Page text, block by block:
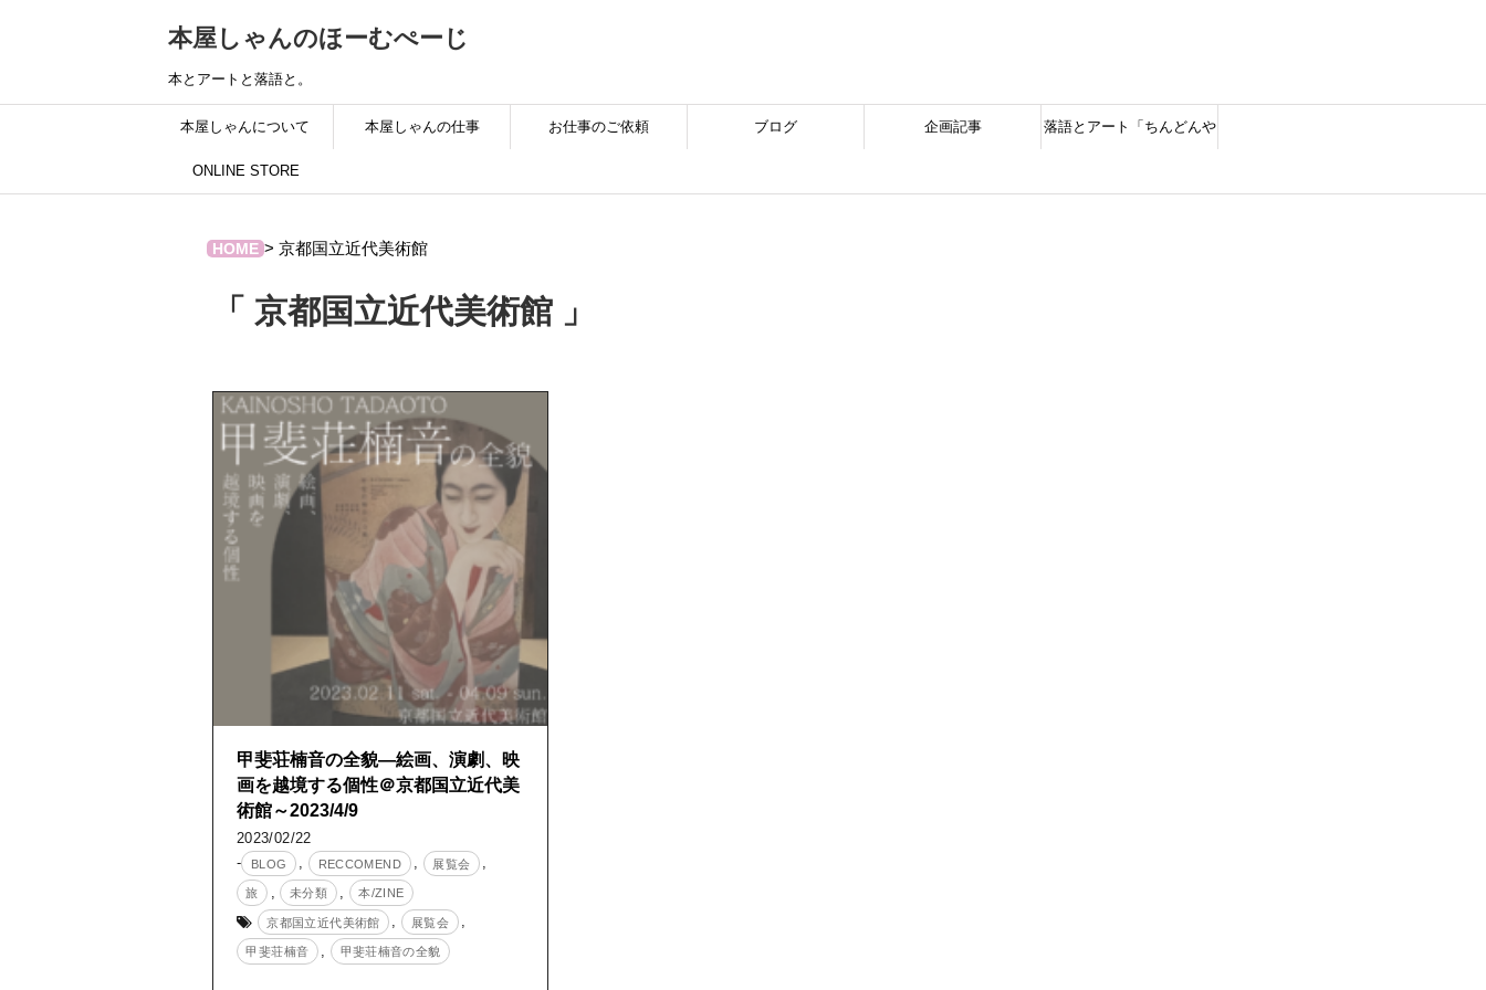
本屋しゃんのほーむぺーじ
本とアートと落語と。
本屋しゃんについて 本屋しゃんの仕事 お仕事のご依頼 ブログ 企画記事 落語とアート「ちんどんや
ONLINE STORE
HOME> 京都国立近代美術館
「 京都国立近代美術館 」
甲斐荘楠音の全貌―絵画、演劇、映
画を越境する個性＠京都国立近代美
術館～2023/4/9
2023/02/22
-
BLOG , RECCOMEND , 展覧会 ,
旅 , 未分類 , 本/ZINE
京都国立近代美術館 , 展覧会 ,
甲斐荘楠音 , 甲斐荘楠音の全貌